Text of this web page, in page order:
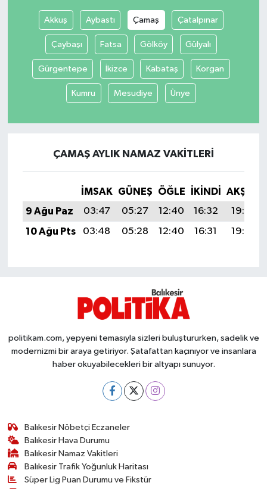
Akkuş Aybastı Çamaş Çatalpınar
Çaybaşı Fatsa Gölköy Gülyalı
Gürgentepe İkizce Kabataş Korgan
Kumru Mesudiye Ünye
ÇAMAŞ AYLIK NAMAZ VAKITLERI
İMSAK GÜNEŞ ÖĞLE İKINDI
AKŞAM
9 Ağu Paz
03:47 05:27 12:40 16:32
19:44
10 Ağu Pts
03:48 05:28 12:40 16:31 19:43
politikam.com, yepyeni temasıyla sizleri buluştururken, sadelik ve
modernizmi bir araya getiriyor. Şatafattan kaçınıyor ve insanlara
haber okuyabilecekleri bir altyapı sunuyor.
Balıkesir Nöbetçi Eczaneler
Balıkesir Hava Durumu
Balıkesir Namaz Vakitleri
Balıkesir Trafik Yoğunluk Haritası
Süper Lig Puan Durumu ve Fikstür
KENT GÜNDEMİ
Kepsut
KÜLTÜR-SANAT
MAGAZİN
OTOMOTİV
Savaştepe
SEYAHAT
SPOR
SÜRMANŞET